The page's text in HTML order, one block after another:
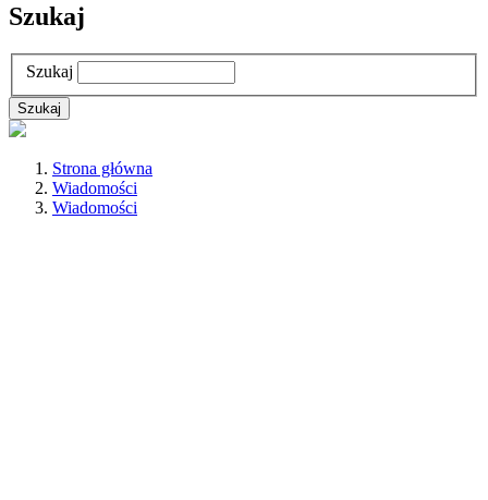
Szukaj
Szukaj
Strona główna
Wiadomości
Wiadomości